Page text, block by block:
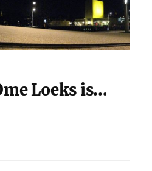
Loeks is…